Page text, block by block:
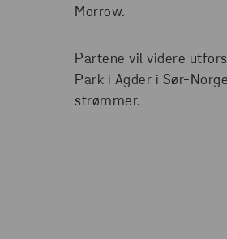
Morrow.
Partene vil videre
Park i Agder i Sør-
strømmer.